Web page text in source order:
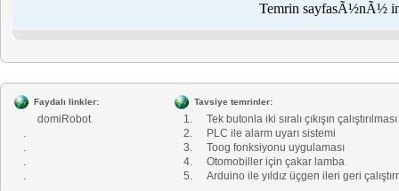
Temrin sayfasÃ½nÃ½
Faydalı linkler:
domiRobot
.
.
.
.
Tavsiye temrinler:
1.
Tek butonla iki sıralı çıkışın çalıştırılması
2.
PLC ile alarm uyarı sistemi
3.
Toog fonksiyonu uygulaması
4.
Otomobiller için çakar lamba
5.
Arduino ile yıldız üçgen ileri geri